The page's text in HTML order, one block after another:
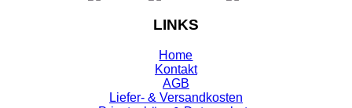
LINKS
Home
Kontakt
AGB
Liefer- & Versandkosten